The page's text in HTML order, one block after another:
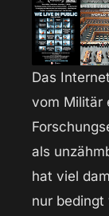
Das
vom Militär
als
hat viel
nur bedingt